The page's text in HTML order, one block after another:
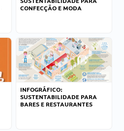
CONFECÇÃO E MODA
INFOGRÁFICO:
SUSTENTABILIDADE PARA
BARES E RESTAURANTES